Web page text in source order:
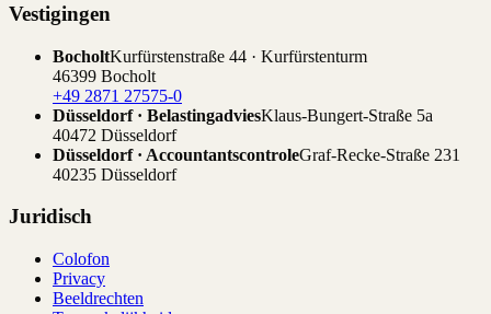
Vestigingen
BocholtKurfürstenstraße 44 · Kurfürstenturm
46399 Bocholt
+49 2871 27575-0
Düsseldorf · BelastingadviesKlaus-Bungert-Straße 5a
40472 Düsseldorf
Düsseldorf · AccountantscontroleGraf-Recke-Straße 231
40235 Düsseldorf
Juridisch
Colofon
Privacy
Beeldrechten